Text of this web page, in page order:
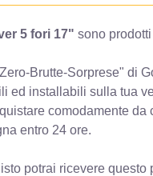
5 fori 17" sono
Brutte-Sorprese" di
ed installabili sulla tua
comodamente
entro 24 ore.
potrai ricevere questo